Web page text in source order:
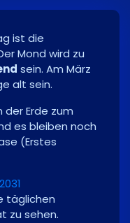
ist die
Mond wird zu
sein. Am März
alt sein.
der Erde zum
es bleiben noch
(Erstes
täglichen
zu sehen.